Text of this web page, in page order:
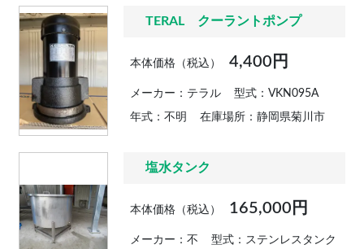
TERAL クーラントポンプ
本体価格（税込） 4,400円
メーカー：テラル 型式：VKN095A
年式：不明 在庫場所：静岡県菊川市
塩水タンク
本体価格（税込） 165,000円
メーカー：不
型式：ステンレスタンク